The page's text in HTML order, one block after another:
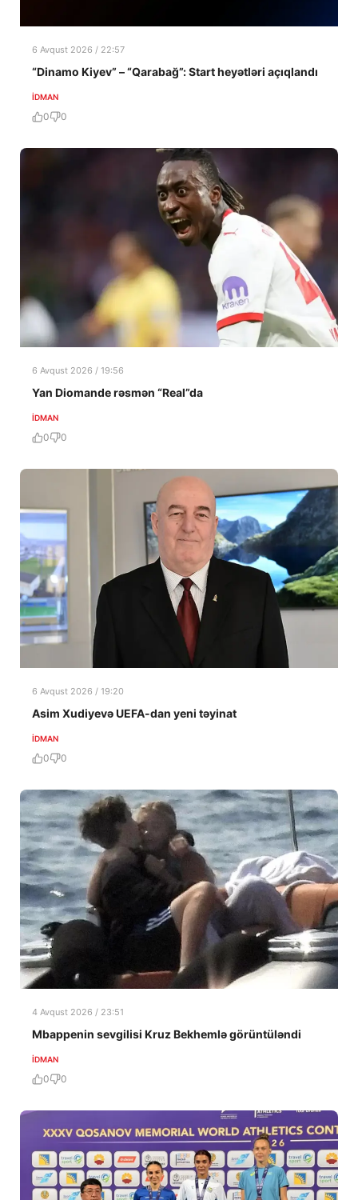
6 Avqust 2026 / 22:57
“Dinamo Kiyev” – “Qarabağ”: Start heyətləri açıqlandı
İDMAN
0 0
6 Avqust 2026 / 19:56
Yan Diomande rəsmən “Real”da
İDMAN
0 0
6 Avqust 2026 / 19:20
Asim Xudiyevə UEFA-dan yeni təyinat
İDMAN
0 0
4 Avqust 2026 / 23:51
Mbappenin sevgilisi Kruz Bekhemlə görüntüləndi
İDMAN
0 0